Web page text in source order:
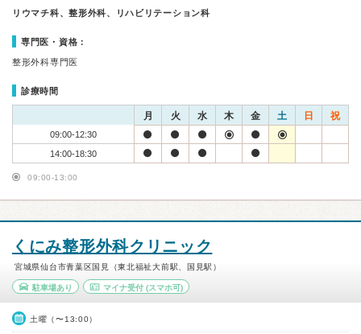
リウマチ科、整形外科、リハビリテーション科
専門医・資格：
整形外科専門医
診療時間
月 火 水 木 金 土 日 祝
09:00-12:30
14:00-18:30
09:00-13:00
くにみ整形外科クリニック
宮城県仙台市青葉区国見（東北福祉大前駅、国見駅）
駐車場あり マイナ受付(スマホ可)
土曜（〜13:00）